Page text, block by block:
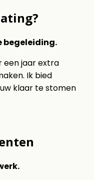
begeleiding.
een jaar extra
Ik bied
klaar te stomen